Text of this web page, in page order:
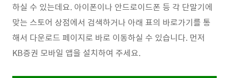
하실 수 있는데요. 아이폰이나 안드로이드폰 등 각 단말기에
맞는 스토어 상점에서 검색하거나 아래 표의 바로가기를 통
해서 다운로드 페이지로 바로 이동하실 수 있습니다. 먼저
KB증권 모바일 앱을 설치하여 주세요.